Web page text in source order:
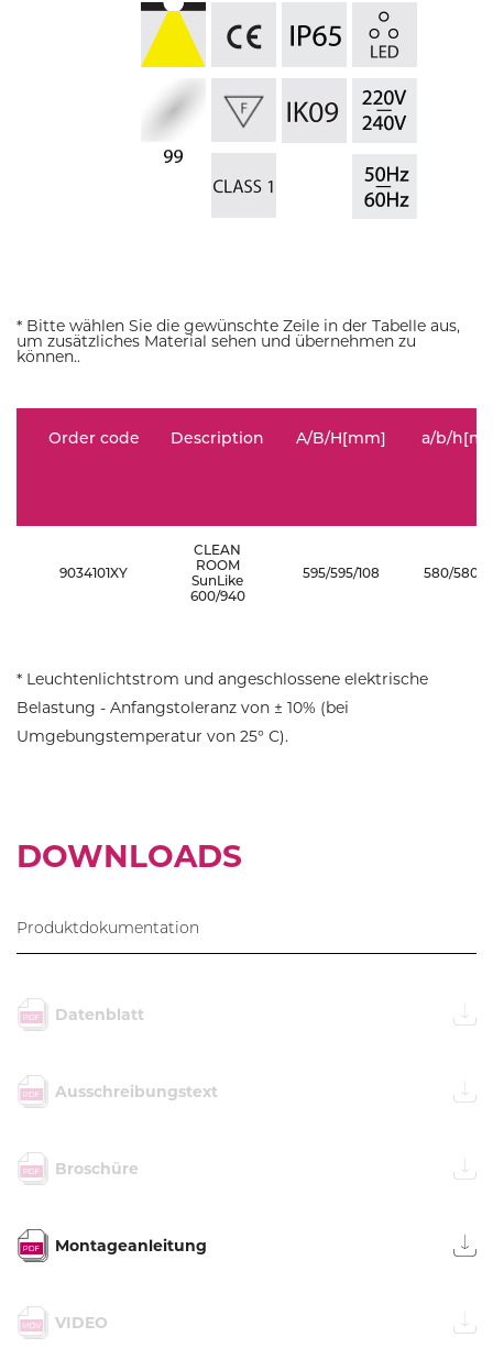
* Bitte wählen Sie die gewünschte Zeile in der Tabelle aus,
um zusätzliches Material sehen und übernehmen zu
können..
Order code Description A/B/H[mm] a/b/
9034101XY
CLEAN
ROOM
SunLike
600/940
595/595/108 580/580/
* Leuchtenlichtstrom und angeschlossene elektrische
Belastung - Anfangstoleranz von ± 10% (bei
Umgebungstemperatur von 25° C).
DOWNLOADS
Produktdokumentation
Datenblatt
Ausschreibungstext
Broschüre
Montageanleitung
VIDEO